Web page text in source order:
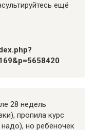
ещё
28 недель
пропила курс
но ребёночек